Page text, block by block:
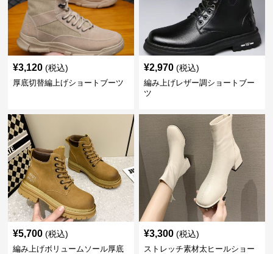
¥3,120 (税込)
厚底切替編上げショートブーツ
¥2,970 (税込)
編み上げレザー調ショートブー
ツ
¥5,700 (税込)
編み上げボリュームソール厚底
¥3,300 (税込)
ストレッチ素材太ヒールショー